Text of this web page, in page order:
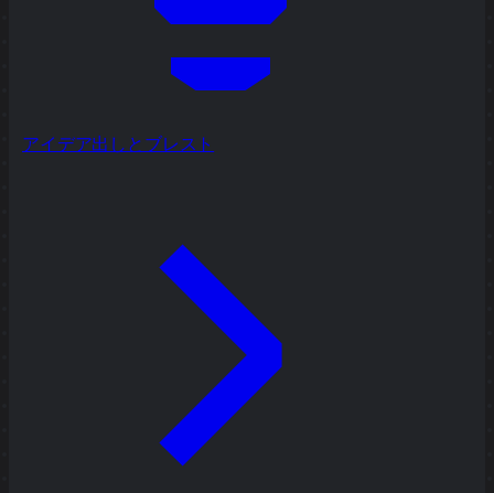
アイデア出しとブレスト